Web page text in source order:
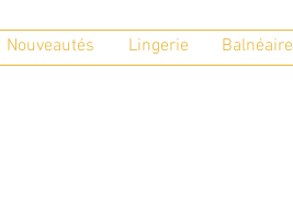
Nouveautés Lingerie Balnéaire